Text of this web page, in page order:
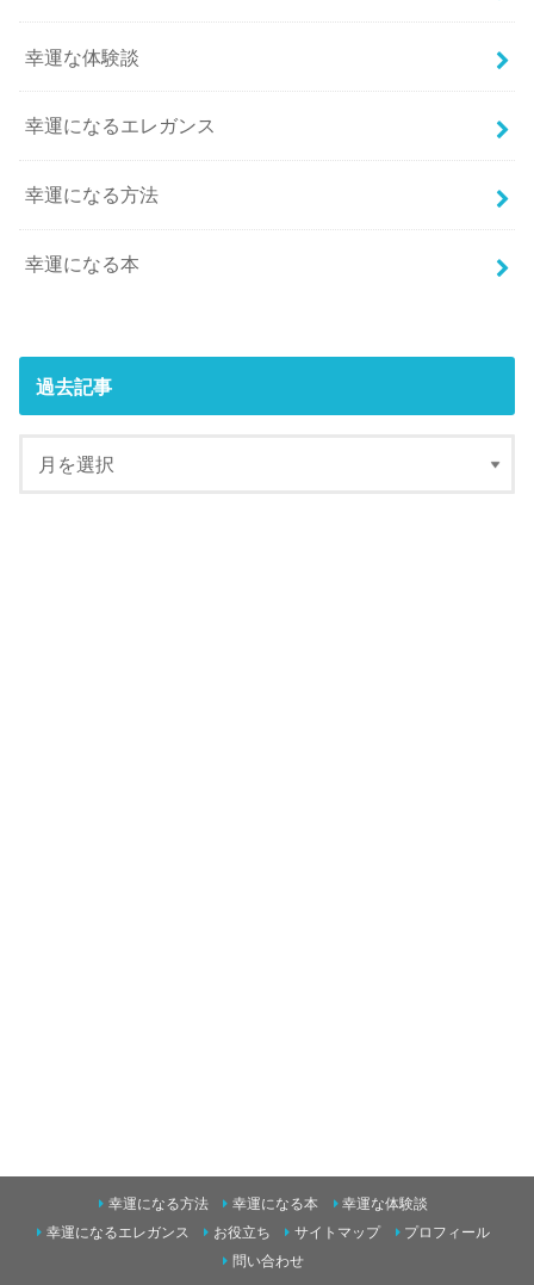
幸運な体験談
幸運になるエレガンス
幸運になる方法
幸運になる本
過去記事
幸運になる方法 幸運になる本
幸運な体験談
幸運になるエレガンス
お役立ち サイトマップ
プロフィール
問い合わせ